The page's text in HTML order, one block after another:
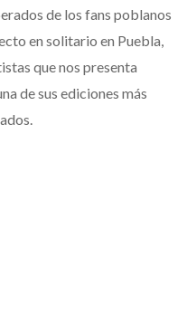
de los fans poblanos
en solitario en Puebla,
que nos presenta
de sus ediciones más